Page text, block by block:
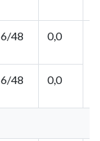
6/48 0,0
6/48 0,0